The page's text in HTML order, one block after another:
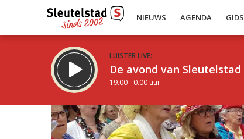
NIEUWS AGENDA GIDS
LUISTER LIVE:
De avond van Sleutelstad
19.00 - 0.00 uur